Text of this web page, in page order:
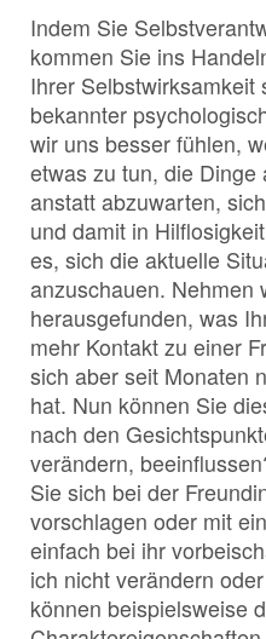
Indem Sie
kommen Sie ins
Ihrer Selbstwirksamkeit
bekannter
wir uns besser fühlen,
etwas zu tun, die
anstatt abzuwarten,
und damit in
es, sich die aktuelle
anzuschauen. Nehmen
herausgefunden, was
mehr Kontakt zu einer
sich aber seit Monaten
hat. Nun können Sie
nach den
verändern,
Sie sich bei der
vorschlagen oder mit
einfach bei ihr
ich nicht verändern
können beispielsweise